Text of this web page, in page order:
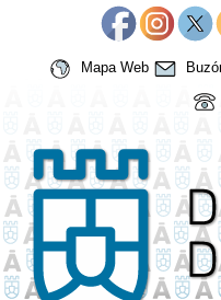
Mapa Web